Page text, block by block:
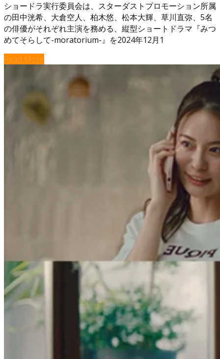
ショードラ実行委員会は、スターダストプロモーション所属
の田中洸希、大倉空人、柏木悠、松本大輝、草川直弥、5名
の俳優がそれぞれ主演を務める、縦型ショートドラマ『みつ
めてそらして-moratorium-』を2024年12月1
Read More